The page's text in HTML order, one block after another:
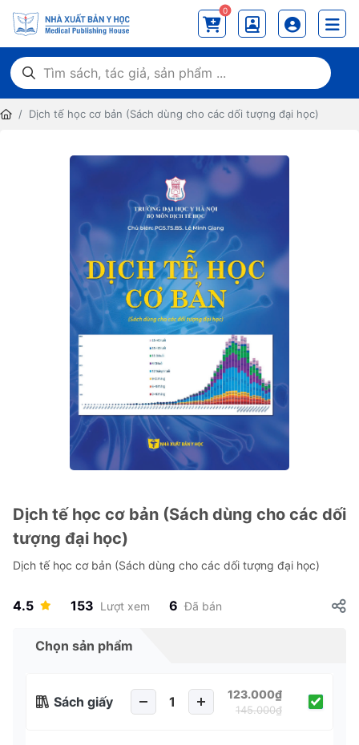
0
Dịch tế học cơ bản (Sách dùng cho các dối tượng đại học)
Dịch tế học cơ bản (Sách dùng cho các dối
tượng đại học)
Dịch tế học cơ bản (Sách dùng cho các dối tượng đại học)
4.5 153 Lượt xem 6 Đã bán
Chọn sản phẩm
Sách giấy 123.000₫
145.000₫